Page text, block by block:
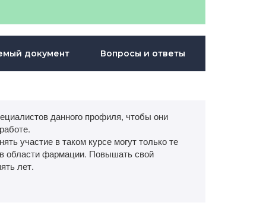
документ Вопросы и ответы
данного профиля, чтобы они
участие в таком курсе могут только те
области фармации. Повышать свой
лет.